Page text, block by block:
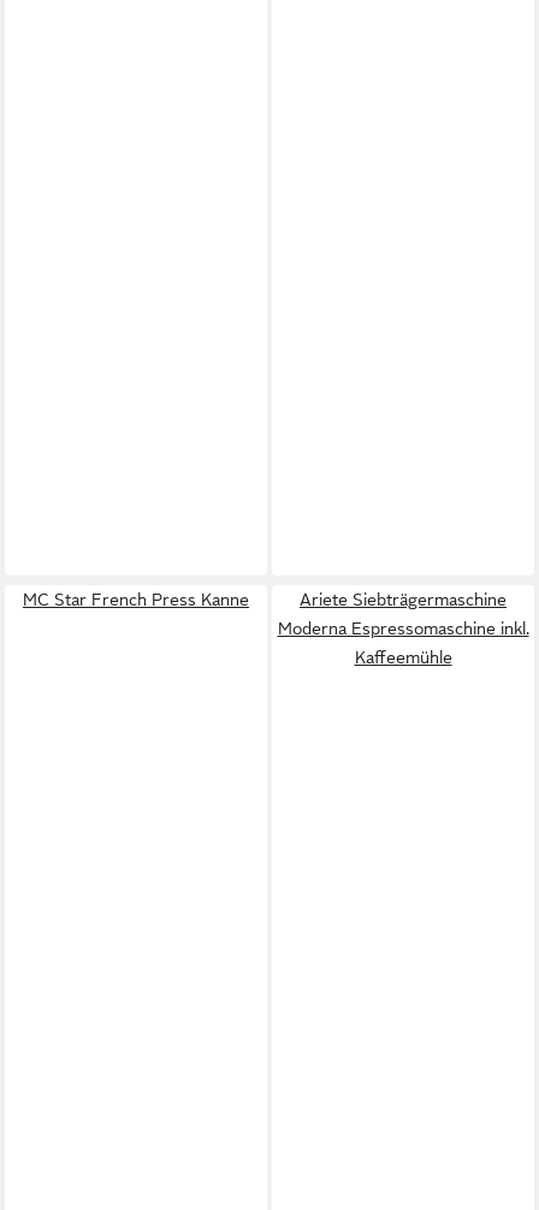
MC Star French Press Kanne
Ariete Siebträgermaschine
Moderna Espressomaschine inkl.
Kaffeemühle